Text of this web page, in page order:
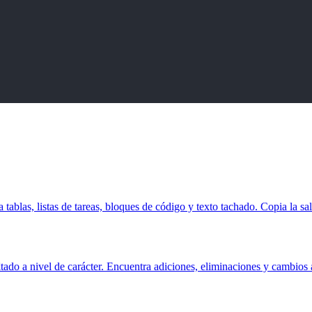
listas de tareas, bloques de código y texto tachado. Copia la
a nivel de carácter. Encuentra adiciones, eliminaciones y cambios